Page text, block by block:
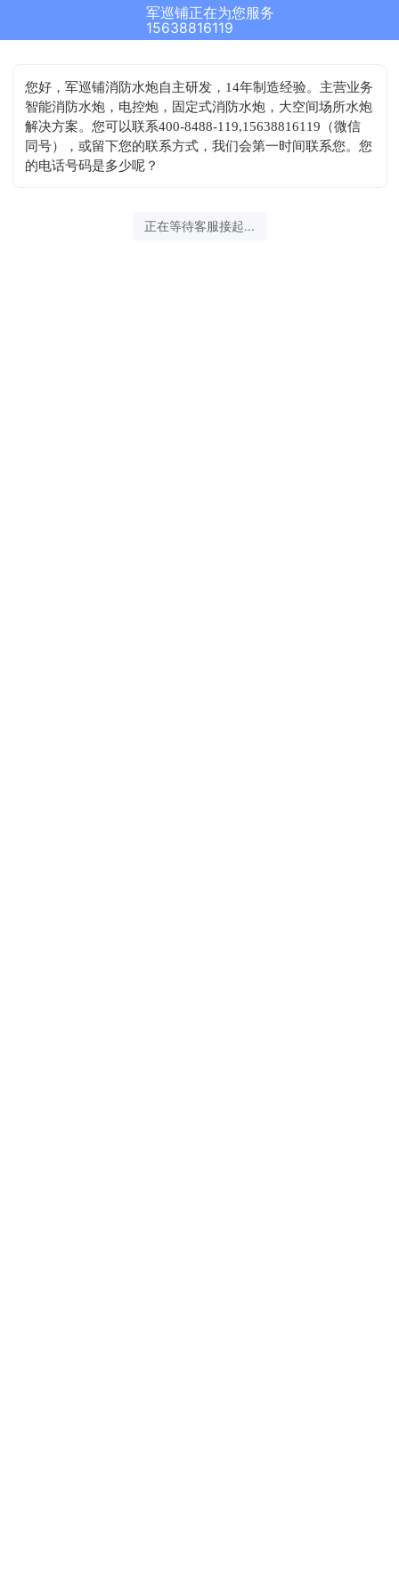
军巡铺正在为您服务
15638816119
您好，军巡铺消防水炮自主研发，14年制造经验。主营业务
智能消防水炮，电控炮，固定式消防水炮，大空间场所水炮
解决方案。您可以联系400-8488-119,15638816119（微信
同号），或留下您的联系方式，我们会第一时间联系您。您
的电话号码是多少呢？
正在等待客服接起...